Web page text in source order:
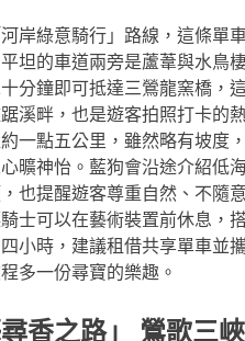
岸綠意騎行」路線，這條單
坦的車道兩旁是蘆葦與水鳥
分鐘即可抵達三鶯龍窯橋，
溪畔，也是遊客拍照打卡的
一點五公里，雖然略有坡度
曠神怡。藍狗會沿途介紹低
也提醒遊客尊重自然、不隨
士可以在藝術裝置前休息，
小時，建議租借共享單車並
多一份尋寶的樂趣。
香之路」 鶯歌三